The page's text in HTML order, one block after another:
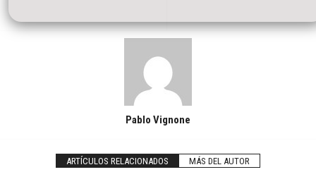
Pablo Vignone
ARTÍCULOS RELACIONADOS MÁS DEL AUTOR